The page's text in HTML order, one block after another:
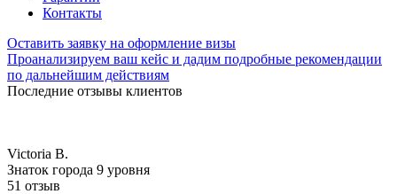
Контакты
Оставить заявку на оформление визы
Проанализируем ваш кейс и дадим подробные рекомендации
по дальнейшим действиям
Последние отзывы клиентов
Victoria B.
Знаток города 9 уровня
51 отзыв